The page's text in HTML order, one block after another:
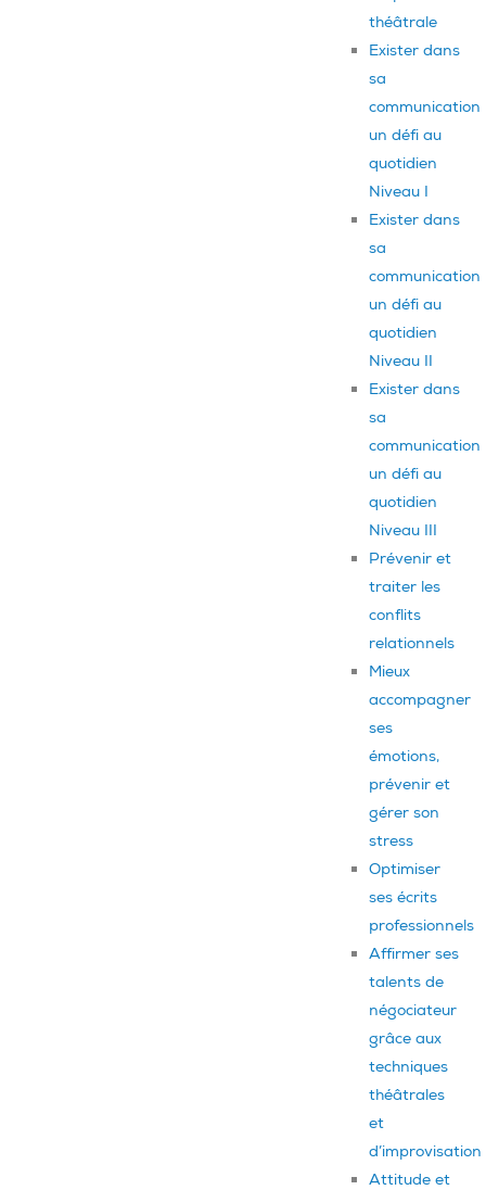
théâtrale
Exister dans
sa
communication
un défi au
quotidien
Niveau I
Exister dans
sa
communication
un défi au
quotidien
Niveau II
Exister dans
sa
communication
un défi au
quotidien
Niveau III
Prévenir et
traiter les
conflits
relationnels
Mieux
accompagner
ses
émotions,
prévenir et
gérer son
stress
Optimiser
ses écrits
professionnels
Affirmer ses
talents de
négociateur
grâce aux
techniques
théâtrales
et
d’improvisation
Attitude et